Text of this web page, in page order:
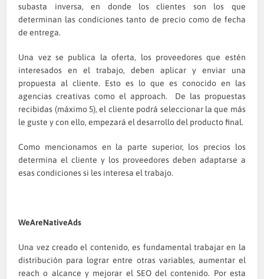
subasta inversa, en donde los clientes son los que
determinan las condiciones tanto de precio como de fecha
de entrega.
Una vez se publica la oferta, los proveedores que estén
interesados en el trabajo, deben aplicar y enviar una
propuesta al cliente. Esto es lo que es conocido en las
agencias creativas como el approach. De las propuestas
recibidas (máximo 5), el cliente podrá seleccionar la que más
le guste y con ello, empezará el desarrollo del producto final.
Como mencionamos en la parte superior, los precios los
determina el cliente y los proveedores deben adaptarse a
esas condiciones si les interesa el trabajo.
WeAreNativeAds
Una vez creado el contenido, es fundamental trabajar en la
distribución para lograr entre otras variables, aumentar el
reach o alcance y mejorar el SEO del contenido. Por esta